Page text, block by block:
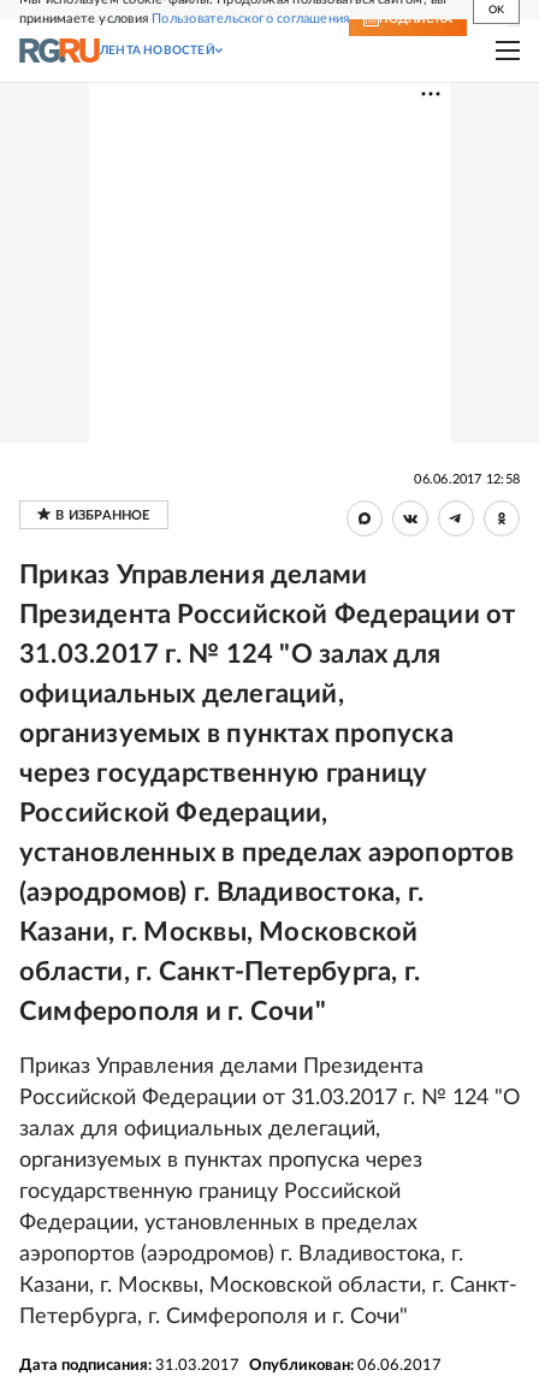
принимаете условия Пользовательского соглашения
OK
СВЕЖИЙ НОМЕР ПОДПИСКА
ЛЕНТА НОВОСТЕЙ
06.06.2017 12:58
Приказ Управления делами
Президента Российской Федерации от
31.03.2017 г. № 124 "О залах для
официальных делегаций,
организуемых в пунктах пропуска
через государственную границу
Российской Федерации,
установленных в пределах аэропортов
(аэродромов) г. Владивостока, г.
Казани, г. Москвы, Московской
области, г. Санкт-Петербурга, г.
Симферополя и г. Сочи"
Приказ Управления делами Президента
Российской Федерации от 31.03.2017 г. № 124 "О
залах для официальных делегаций,
организуемых в пунктах пропуска через
государственную границу Российской
Федерации, установленных в пределах
аэропортов (аэродромов) г. Владивостока, г.
Казани, г. Москвы, Московской области, г. Санкт-
Петербурга, г. Симферополя и г. Сочи"
Дата подписания: 31.03.2017 Опубликован: 06.06.2017